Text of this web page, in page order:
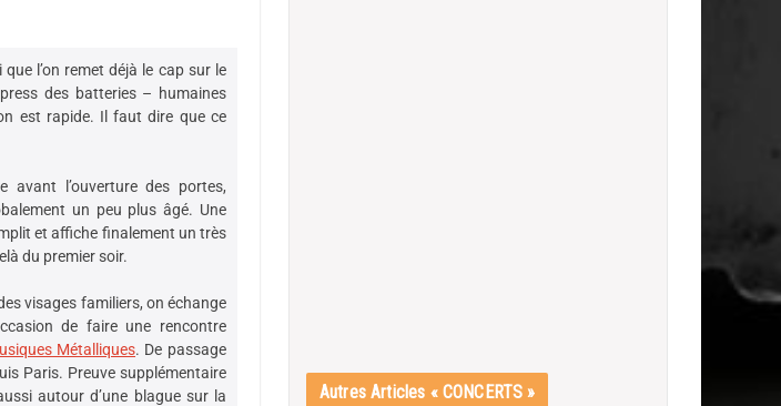
l’on remet déjà le cap sur le
des batteries – humaines
est rapide. Il faut dire que ce
avant l’ouverture des portes,
un peu plus âgé. Une
et affiche finalement un très
du premier soir.
visages familiers, on échange
de faire une rencontre
Métalliques. De passage
Paris. Preuve supplémentaire
autour d’une blague sur la
Autres Articles « CONCERTS »